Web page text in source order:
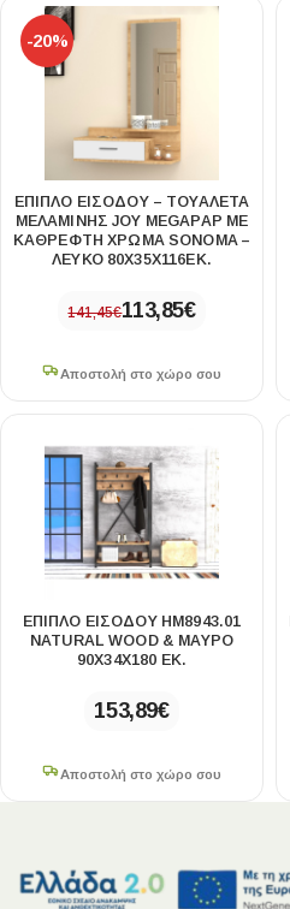
-20%
ΈΠΙΠΛΟ ΕΙΣΌΔΟΥ – ΤΟΥΑΛΈΤΑ
ΜΕΛΑΜΊΝΗΣ JOY MEGAPAP ΜΕ
ΚΑΘΡΈΦΤΗ ΧΡΏΜΑ SONOMA –
ΛΕΥΚΌ 80X35X116ΕΚ.
141,45€113,85€
Αποστολή στο χώρο σου
ΕΠΙΠΛΟ ΕΙΣΟΔΟΥ HM8943.01
NATURAL WOOD & ΜΑΥΡΟ
90X34X180 ΕΚ.
153,89€
Αποστολή στο χώρο σου